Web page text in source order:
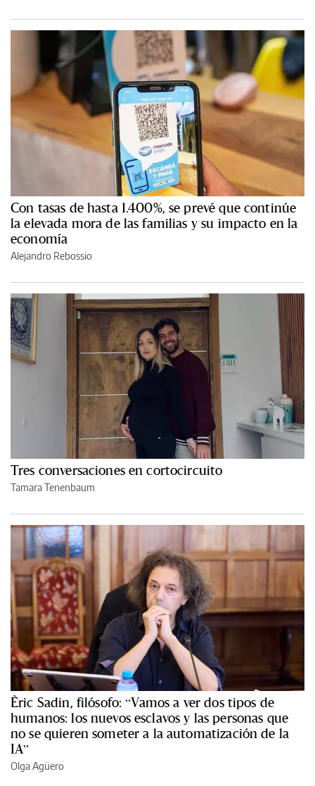
Con tasas de hasta 1.400%, se prevé que continúe
la elevada mora de las familias y su impacto en la
economía
Alejandro Rebossio
Tres conversaciones en cortocircuito
Tamara Tenenbaum
Èric Sadin, filósofo: “Vamos a ver dos tipos de
humanos: los nuevos esclavos y las personas que
no se quieren someter a la automatización de la
IA”
Olga Agüero